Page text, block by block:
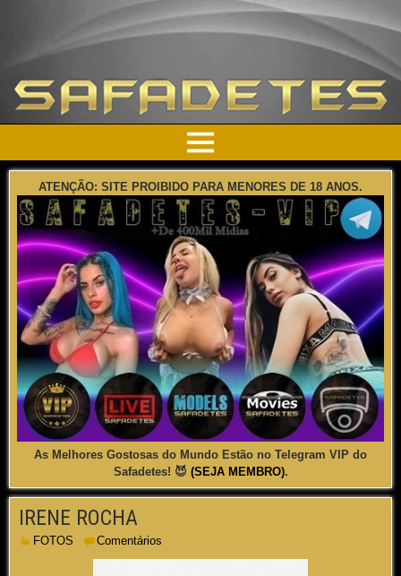
ATENÇÃO: SITE PROIBIDO PARA MENORES DE 18 ANOS.
As Melhores Gostosas do Mundo Estão no Telegram VIP do
Safadetes! 😈 (SEJA MEMBRO).
IRENE ROCHA
FOTOS Comentários